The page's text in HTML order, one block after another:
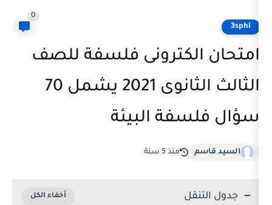
فلسفة للصف
الثالث الثانوى 2021 يشمل 70
البيئة
منذ 5 سنة